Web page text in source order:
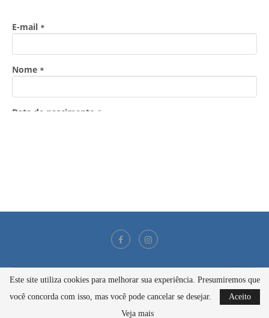
@2021 - Todos os direitos reservados
BACK TO TOP
Este site utiliza cookies para melhorar sua experiência. Presumiremos que
você concorda com isso, mas você pode cancelar se desejar.
Aceito
Veja mais